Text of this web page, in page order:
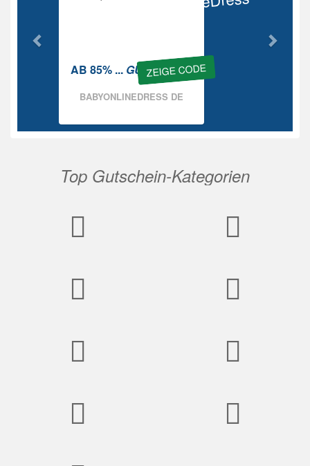
ZEIGE CODE
AB 85% ... GUTSCHEIN
BABYONLINEDRESS DE
Top Gutschein-Kategorien